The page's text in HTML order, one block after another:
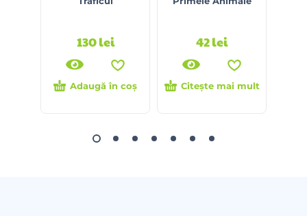
130lei
Adaugă în coș
42lei
Citește mai mult